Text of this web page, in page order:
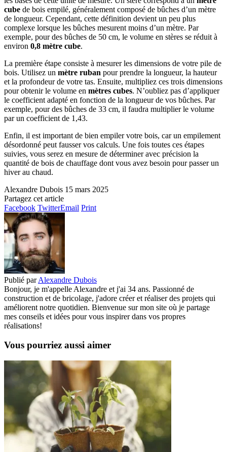
cube de bois empilé, généralement composé de bûches d’un mètre
de longueur. Cependant, cette définition devient un peu plus
complexe lorsque les bûches mesurent moins d’un mètre. Par
exemple, pour des bûches de 50 cm, le volume en stères se réduit à
environ 0,8 mètre cube.
La première étape consiste à mesurer les dimensions de votre pile de
bois. Utilisez un mètre ruban pour prendre la longueur, la hauteur
et la profondeur de votre tas. Ensuite, multipliez ces trois dimensions
pour obtenir le volume en mètres cubes. N’oubliez pas d’appliquer
le coefficient adapté en fonction de la longueur de vos bûches. Par
exemple, pour des bûches de 33 cm, il faudra multiplier le volume
par un coefficient de 1,43.
Enfin, il est important de bien empiler votre bois, car un empilement
désordonné peut fausser vos calculs. Une fois toutes ces étapes
suivies, vous serez en mesure de déterminer avec précision la
quantité de bois de chauffage dont vous avez besoin pour passer un
hiver au chaud.
Alexandre Dubois 15 mars 2025
Partagez cet article
Facebook TwitterEmail Print
Publié par Alexandre Dubois
Bonjour, je m'appelle Alexandre et j'ai 34 ans. Passionné de
construction et de bricolage, j'adore créer et réaliser des projets qui
améliorent notre quotidien. Bienvenue sur mon site où je partage
mes conseils et idées pour vous inspirer dans vos propres
réalisations!
Vous pourriez aussi aimer